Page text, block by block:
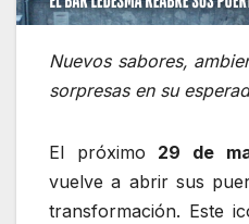
Nuevos sabores,
sorpresas en su
El próximo 29 de
vuelve a abrir sus
transformación. Este